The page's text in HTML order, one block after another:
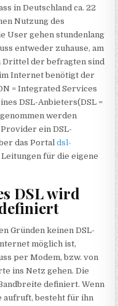
in Deutschland ca. 22
Nutzung des
User gehen stundenlang
entweder zuhause, am
Drittel der befragten sind
Internet benötigt der
= Integrated Services
DSL-Anbieters(DSL =
werden
ein DSL-
das Portaldsl-
für die eigene
DSL wird
Gründen keinen DSL-
möglich ist,
per Modem, bzw. von
ins Netz gehen. Die
definiert. Wenn
aufruft, besteht für ihn